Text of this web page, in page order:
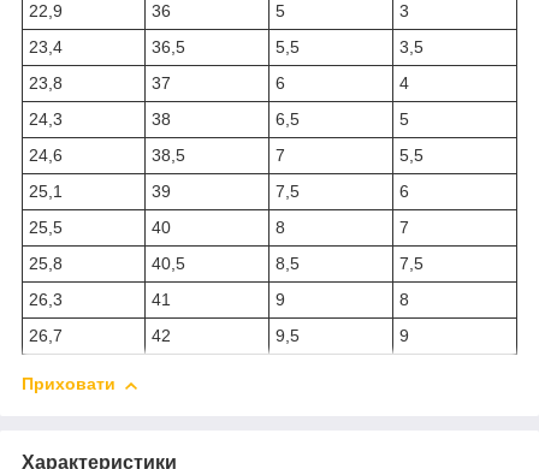
22,9 36 5
3
23,4
36,5 5,5
3,5
23,8
37 6
4
24,3
38 6,5
5
24,6
38,5 7
5,5
25,1
39 7,5
6
25,5
40 8
7
25,8
40,5 8,5
7,5
26,3
41 9
8
26,7
42 9,5 9
Приховати
Характеристики